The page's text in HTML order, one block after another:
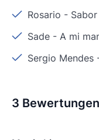
Rosario -
Sade -A mi
Sergio Mendes
3 Bewertungen